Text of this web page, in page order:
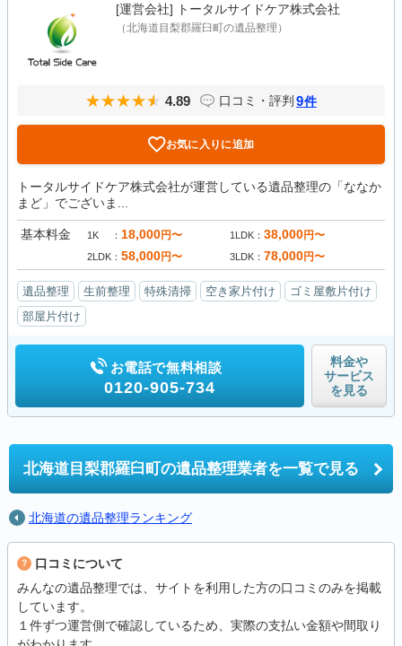
[運営会社] トータルサイドケア株式会社
（北海道目梨郡羅臼町の遺品整理）
4.89 口コミ・評判 9件
お気に入りに追加
トータルサイドケア株式会社が運営している遺品整理の「ななか
まど」でございま...
基本料金 1K 18,000円〜 1LDK 38,000円〜
2LDK 58,000円〜 3LDK 78,000円〜
遺品整理 生前整理 特殊清掃 空き家片付け
ゴミ屋敷片付け
部屋片付け
お電話で無料相談
0120-905-734
料金や
サービス
を見る
北海道目梨郡羅臼町の遺品整理業者を一覧で見る
北海道の遺品整理ランキング
口コミについて
みんなの遺品整理では、サイトを利用した方の口コミのみを掲載
しています。
１件ずつ運営側で確認しているため、実際の支払い金額や間取り